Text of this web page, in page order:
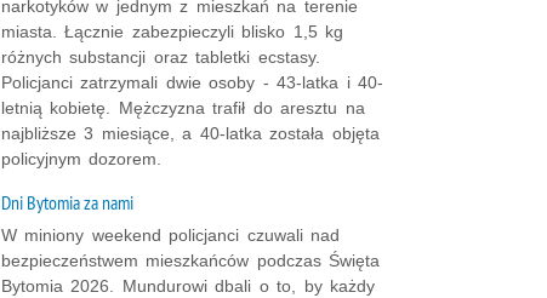
narkotyków w jednym z mieszkań na terenie
miasta. Łącznie zabezpieczyli blisko 1,5 kg
różnych substancji oraz tabletki ecstasy.
Policjanci zatrzymali dwie osoby - 43-latka i 40-
letnią kobietę. Mężczyzna trafił do aresztu na
najbliższe 3 miesiące, a 40-latka została objęta
policyjnym dozorem.
Dni Bytomia za nami
W miniony weekend policjanci czuwali nad
bezpieczeństwem mieszkańców podczas Święta
Bytomia 2026. Mundurowi dbali o to, by każdy